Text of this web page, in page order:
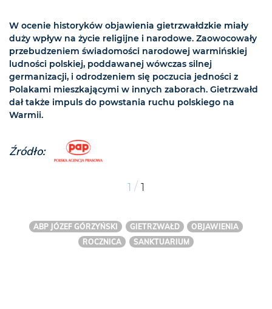
W ocenie historyków objawienia gietrzwałdzkie miały
duży wpływ na życie religijne i narodowe. Zaowocowały
przebudzeniem świadomości narodowej warmińskiej
ludności polskiej, poddawanej wówczas silnej
germanizacji, i odrodzeniem się poczucia jedności z
Polakami mieszkającymi w innych zaborach. Gietrzwałd
dał także impuls do powstania ruchu polskiego na
Warmii.
Źródło:
1 / 1
ABP JÓZEF GÓRZYŃSKI GIETRZWAŁD
OBJAWIENIA
ROCZNICA
SANKTUARIUM